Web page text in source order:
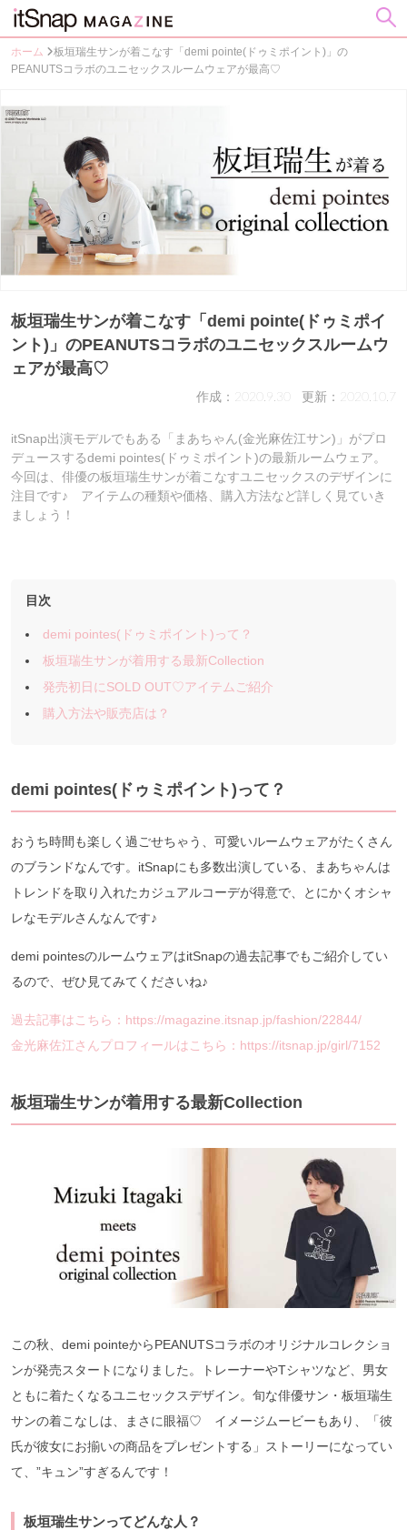
ホーム
板垣瑞生サンが着こなす「demi pointe(ドゥミポイント)」の
PEANUTSコラボのユニセックスルームウェアが最高♡
板垣瑞生サンが着こなす「demi pointe(ドゥミポイ
ント)」のPEANUTSコラボのユニセックスルームウ
ェアが最高♡
作成：2020.9.30 更新：2020.10.7
itSnap出演モデルでもある「まあちゃん(金光麻佐江サン)」がプロ
デュースするdemi pointes(ドゥミポイント)の最新ルームウェア。
今回は、俳優の板垣瑞生サンが着こなすユニセックスのデザインに
注目です♪ アイテムの種類や価格、購入方法など詳しく見ていき
ましょう！
目次
demi pointes(ドゥミポイント)って？
板垣瑞生サンが着用する最新Collection
発売初日にSOLD OUT♡アイテムご紹介
購入方法や販売店は？
demi pointes(ドゥミポイント)って？
おうち時間も楽しく過ごせちゃう、可愛いルームウェアがたくさん
のブランドなんです。itSnapにも多数出演している、まあちゃんは
トレンドを取り入れたカジュアルコーデが得意で、とにかくオシャ
レなモデルさんなんです♪
demi pointesのルームウェアはitSnapの過去記事でもご紹介してい
るので、ぜひ見てみてくださいね♪
過去記事はこちら：https://magazine.itsnap.jp/fashion/22844/
金光麻佐江さんプロフィールはこちら：https://itsnap.jp/girl/7152
板垣瑞生サンが着用する最新Collection
この秋、demi pointeからPEANUTSコラボのオリジナルコレクショ
ンが発売スタートになりました。トレーナーやTシャツなど、男女
ともに着たくなるユニセックスデザイン。旬な俳優サン・板垣瑞生
サンの着こなしは、まさに眼福♡ イメージムービーもあり、「彼
氏が彼女にお揃いの商品をプレゼントする」ストーリーになってい
て、”キュン”すぎるんです！
板垣瑞生サンってどんな人？